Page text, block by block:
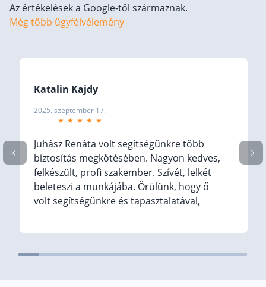
Egészségbiztosítás kalkulátor
Állampapír
Befektetési alapok
TBSZ számla
ETF
Gyermek megtakarítás
Babakötvény kisokos 👶
Hitel
Vállalkozói hitel
Az értékelések a Google-től származnak.
Még több ügyfélvélemény
Katalin Kajdy
2025. szeptember 17.
Juhász Renáta volt segítségünkre több
biztosítás megkötésében. Nagyon kedves,
felkészült, profi szakember. Szívét, lelkét
beleteszi a munkájába. Örülünk, hogy ő
volt segítségünkre és tapasztalatával,
remélem, még sokáig kapcsolatban tudunk